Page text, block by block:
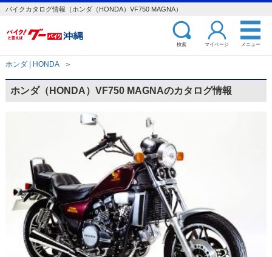
バイクカタログ情報（ホンダ（HONDA）VF750 MAGNA）
検索 マイページ メニュー
ホンダ | HONDA ＞
ホンダ（HONDA）VF750 MAGNAのカタログ情報